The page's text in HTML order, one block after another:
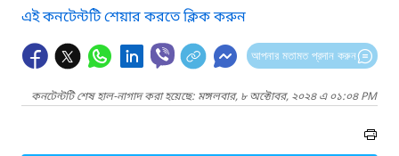
এই কনটেন্টটি শেয়ার করতে ক্লিক করুন
আপনার মতামত প্রদান করুন
কনটেন্টটি শেষ হাল-নাগাদ করা হয়েছে: মঙ্গলবার, ৮ অক্টোবর, ২০২৪ এ ০১:০৪ PM